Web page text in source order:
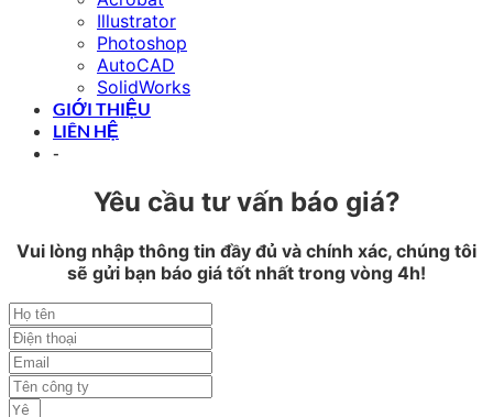
Illustrator
Photoshop
AutoCAD
SolidWorks
GIỚI THIỆU
LIÊN HỆ
-
Yêu cầu tư vấn báo giá?
Vui lòng nhập thông tin đầy đủ và chính xác, chúng tôi
sẽ gửi bạn báo giá tốt nhất trong vòng 4h!